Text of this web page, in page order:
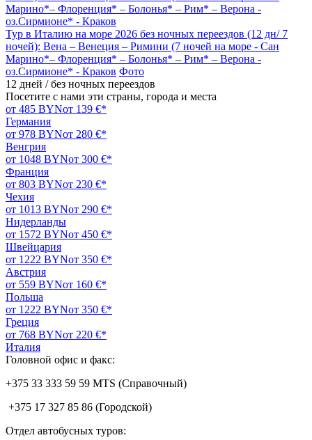
Тур в Италию на море 2026 без ночных переездов (12 дн/ 7
ночей): Вена – Венеция – Римини (7 ночей на море - Сан
Марино*– Флоренция* – Болонья* – Рим* – Верона -
оз.Сирмионе* - Краков Фото
12 дней / без ночных переездов
Посетите с нами эти страны, города и места
от 485 BYNот 139 €*
Германия
от 978 BYNот 280 €*
Венгрия
от 1048 BYNот 300 €*
Франция
от 803 BYNот 230 €*
Чехия
от 1013 BYNот 290 €*
Нидерланды
от 1572 BYNот 450 €*
Швейцария
от 1222 BYNот 350 €*
Австрия
от 559 BYNот 160 €*
Польша
от 1222 BYNот 350 €*
Греция
от 768 BYNот 220 €*
Италия
Головной офис и факс:
+375 33 333 59 59 MTS (Справочный)
+375 17 327 85 86 (Городской)
Отдел автобусных туров: